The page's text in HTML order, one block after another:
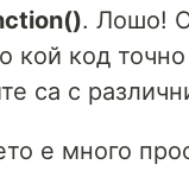
. Лошо!
кой код
са с
e много